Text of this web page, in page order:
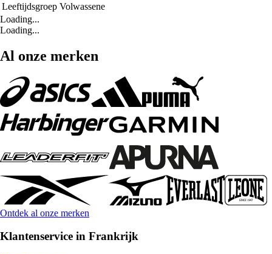
Leeftijdsgroep Volwassene
Loading...
Loading...
Al onze merken
Ontdek al onze merken
Klantenservice in Frankrijk